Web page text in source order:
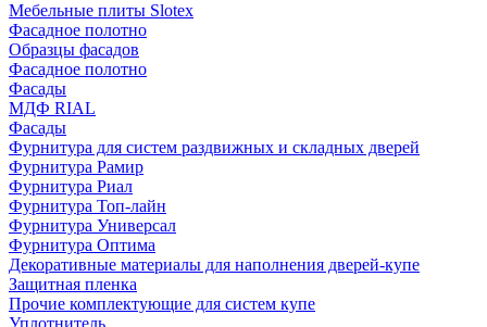
Мебельные плиты Slotex
Фасадное полотно
Образцы фасадов
Фасадное полотно
Фасады
МДФ RIAL
Фасады
Фурнитура для систем раздвижных и складных дверей
Фурнитура Рамир
Фурнитура Риал
Фурнитура Топ-лайн
Фурнитура Универсал
Фурнитура Оптима
Декоративные материалы для наполнения дверей-купе
Защитная пленка
Прочие комплектующие для систем купе
Уплотнитель